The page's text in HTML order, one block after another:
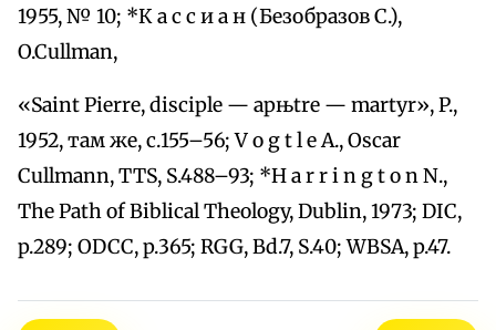
1955, № 10; *К а с с и а н (Безобразов С.),
O.Cullman,
«Saint Pierre, disciple — apњtre — martyr», P.,
1952, там же, с.155–56; V o g t l e A., Oscar
Cullmann, TTS, S.488–93; *H a r r i n g t o n N.,
The Path of Biblical Theology, Dublin, 1973; DIC,
p.289; ODCC, p.365; RGG, Bd.7, S.40; WBSA, p.47.